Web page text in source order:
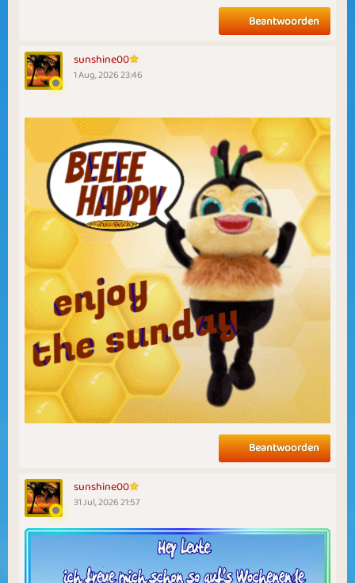
Beantwoorden
sunshine00
1 Aug, 2026 23:46
Beantwoorden
sunshine00
31 Jul, 2026 21:57